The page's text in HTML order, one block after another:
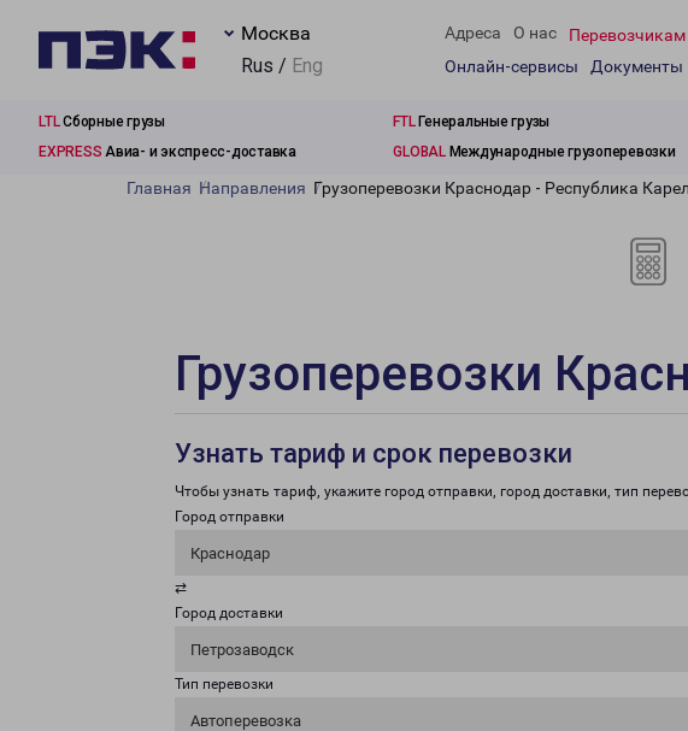
Москва
Rus / Eng
Адреса О нас Перевозчикам
Онлайн-сервисы
Документы
LTLСборные грузы FTLГенеральные грузы
EXPRESS Авиа- и экспресс-доставка GLOBALМеждународные грузоперевозки
Главная Направления Грузоперевозки Краснодар - Республика
Грузоперевозки
Узнать тариф и срок перевозки
Чтобы узнать тариф, укажите город отправки, город доставки, тип
Город отправки
Краснодар
⇄
Город доставки
Петрозаводск
Тип перевозки
Автоперевозка